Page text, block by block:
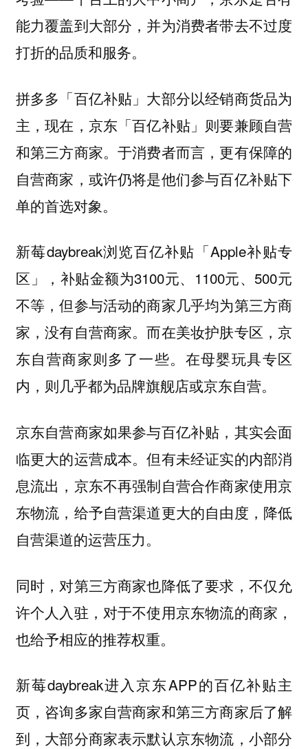
能力覆盖到大部分，并为消费者带去不过度
打折的品质和服务。
拼多多「百亿补贴」大部分以经销商货品为
主，现在，京东「百亿补贴」则要兼顾自营
和第三方商家。于消费者而言，更有保障的
自营商家，或许仍将是他们参与百亿补贴下
单的首选对象。
新莓daybreak浏览百亿补贴「Apple补贴专
区」，补贴金额为3100元、1100元、500元
不等，但参与活动的商家几乎均为第三方商
家，没有自营商家。而在美妆护肤专区，京
东自营商家则多了一些。在母婴玩具专区
内，则几乎都为品牌旗舰店或京东自营。
京东自营商家如果参与百亿补贴，其实会面
临更大的运营成本。但有未经证实的内部消
息流出，京东不再强制自营合作商家使用京
东物流，给予自营渠道更大的自由度，降低
自营渠道的运营压力。
同时，对第三方商家也降低了要求，不仅允
许个人入驻，对于不使用京东物流的商家，
也给予相应的推荐权重。
新莓daybreak进入京东APP的百亿补贴主
页，咨询多家自营商家和第三方商家后了解
到，大部分商家表示默认京东物流，小部分